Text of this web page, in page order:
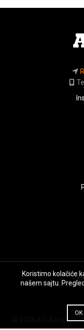
ATLAS sport.
Koristimo kolačiće
našem sajtu.
OK